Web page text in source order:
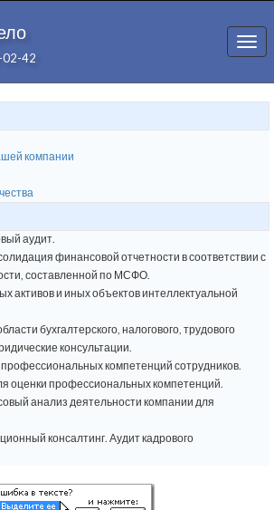
02-42
компании
аудит.
финансовой отчетности в соответствии с
составленной по МСФО.
активов и иных объектов интеллектуальной
бухгалтерского, налогового, трудового
консультации.
компетенций сотрудников.
оценки профессиональных компетенций.
анализ деятельности компании для
консалтинг. Аудит кадрового